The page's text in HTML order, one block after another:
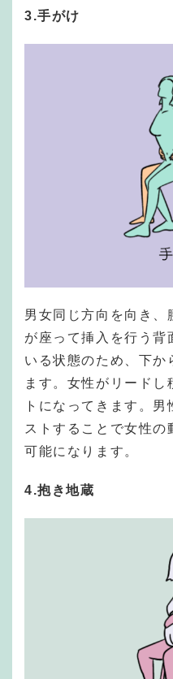
3.手がけ
男女同じ方向を向き、
が座って挿入を行う背
いる状態のため、下か
ます。女性がリード
トになってきます。
ストすることで女性の
可能になります。
4.抱き地蔵